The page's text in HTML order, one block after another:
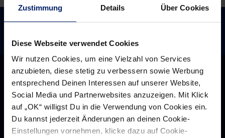
Zustimmung Details Über Cookies
Diese Webseite verwendet Cookies
Wir nutzen Cookies, um eine Vielzahl von Services
anzubieten, diese stetig zu verbessern sowie Werbung
entsprechend Deinen Interessen auf unserer Website,
Social Media und Partnerwebsites anzuzeigen. Mit Klick
auf „OK“ willigst Du in die Verwendung von Cookies ein.
Du kannst jederzeit Änderungen an deinen Cookie-
Einstellungen vornehmen, klicke dazu auf Cookie-